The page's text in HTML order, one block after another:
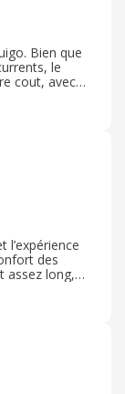
Bien que
le
cout, avec
à Paris
ils
cher.
est votre
l’expérience
des
assez long,
Le
tout au
sans